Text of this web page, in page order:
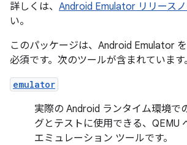
詳しくは、 Android Emulator リリース
い。
このパッケージは、Android Emulator
必須です。次のツールが含まれています。
emulator
実際の Android ランタイム環境で
グとテストに使用できる、QEMU
エミュレーション ツールです。